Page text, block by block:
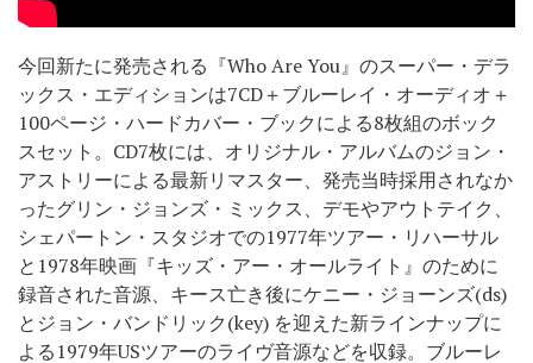
今回新たに発売される『Who Are You』のスーパー・デラ
ックス・エディションは7CD＋ブルーレイ・オーディオ＋
100ページ・ハードカバー・ブックによる8枚組のボック
スセット。CD7枚には、オリジナル・アルバムのジョン・
アストリーによる最新リマスター、発売当時採用されなか
ったグリン・ジョンズ・ミックス、デモやアウトテイク、
シェパートン・スタジオでの1977年ツアー・リハーサル
と1978年映画『キッズ・アー・オールライト』のために
録音された音源、キース亡き後にケニー・ジョーンズ(ds)
とジョン・バンドリック(key) を迎えた新ラインナップに
よる1979年USツアーのライヴ音源などを収録。ブルーレ